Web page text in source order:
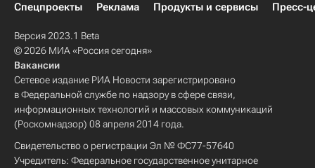
Спецпроекты
Реклама Продукты и сервисы Пресс-
Версия 2023.1 Beta
© 2026 МИА «Россия сегодня»
Вакансии
Сетевое издание РИА Новости зарегистрировано
в Федеральной службе по надзору в сфере связи,
информационных технологий и массовых коммуникаций
(Роскомнадзор) 08 апреля 2014 года.
Свидетельство о регистрации Эл № ФС77-57640
Учредитель: Федеральное государственное унитарное